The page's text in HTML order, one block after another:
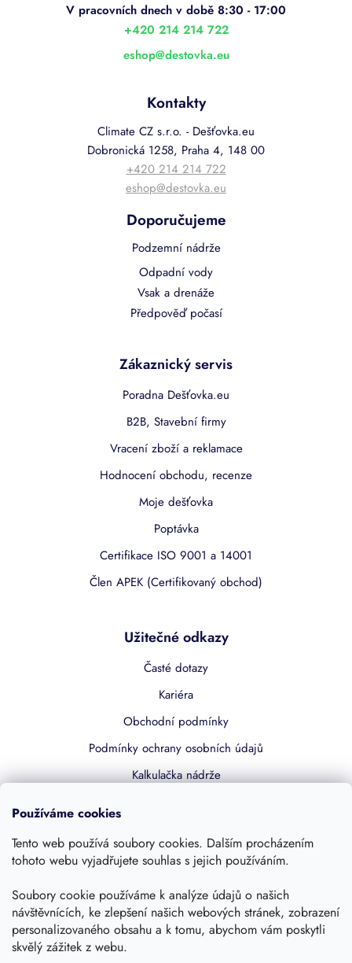
Používáme cookies
Tento web používá soubory cookies. Dalším procházením
tohoto webu vyjadřujete souhlas s jejich používáním.
Soubory cookie používáme k analýze údajů o našich
návštěvnících, ke zlepšení našich webových stránek, zobrazení
personalizovaného obsahu a k tomu, abychom vám poskytli
skvělý zážitek z webu.
eshop@destovka.eu
+420 214 214 722
Kontakty
Climate CZ s.r.o. - Dešťovka.eu
Dobronická 1258, Praha 4, 148 00
+420 214 214 722
eshop@destovka.eu
Doporučujeme
Podzemní nádrže
Odpadní vody
Vsak a drenáže
Předpověď počasí
Zákaznický servis
Poradna Dešťovka.eu
B2B, Stavební firmy
Vracení zboží a reklamace
Hodnocení obchodu, recenze
Moje dešťovka
Poptávka
Certifikace ISO 9001 a 14001
Člen APEK (Certifikovaný obchod)
Užitečné odkazy
Časté dotazy
Kariéra
Obchodní podmínky
Podmínky ochrany osobních údajů
Kalkulačka nádrže
Kontakty
Sledujte nás